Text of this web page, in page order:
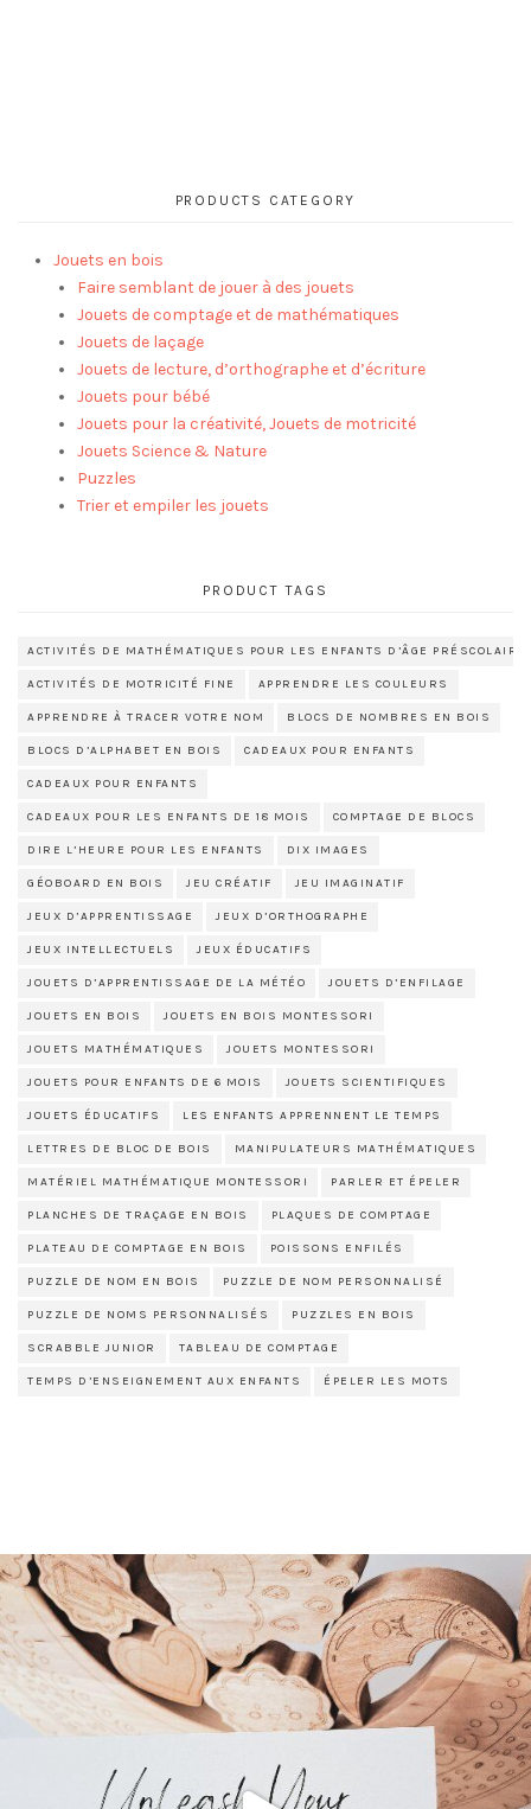
PRODUCTS CATEGORY
Jouets en bois
Faire semblant de jouer à des jouets
Jouets de comptage et de mathématiques
Jouets de laçage
Jouets de lecture, d’orthographe et d’écriture
Jouets pour bébé
Jouets pour la créativité, Jouets de motricité
Jouets Science & Nature
Puzzles
Trier et empiler les jouets
PRODUCT TAGS
ACTIVITÉS DE MATHÉMATIQUES POUR LES ENFANTS D’ÂGE PRÉSCOLAIRE
ACTIVITÉS DE MOTRICITÉ FINE APPRENDRE LES COULEURS
APPRENDRE À TRACER VOTRE NOM BLOCS DE NOMBRES EN BOIS
BLOCS D’ALPHABET EN BOIS CADEAUX POUR ENFANTS
CADEAUX POUR ENFANTS
CADEAUX POUR LES ENFANTS DE 18 MOIS COMPTAGE DE BLOCS
DIRE L’HEURE POUR LES ENFANTS DIX IMAGES
GÉOBOARD EN BOIS JEU CRÉATIF JEU IMAGINATIF
JEUX D’APPRENTISSAGE JEUX D’ORTHOGRAPHE
JEUX INTELLECTUELS JEUX ÉDUCATIFS
JOUETS D’APPRENTISSAGE DE LA MÉTÉO JOUETS D’ENFILAGE
JOUETS EN BOIS JOUETS EN BOIS MONTESSORI
JOUETS MATHÉMATIQUES JOUETS MONTESSORI
JOUETS POUR ENFANTS DE 6 MOIS JOUETS SCIENTIFIQUES
JOUETS ÉDUCATIFS LES ENFANTS APPRENNENT LE TEMPS
LETTRES DE BLOC DE BOIS MANIPULATEURS MATHÉMATIQUES
MATÉRIEL MATHÉMATIQUE MONTESSORI PARLER ET ÉPELER
PLANCHES DE TRAÇAGE EN BOIS PLAQUES DE COMPTAGE
PLATEAU DE COMPTAGE EN BOIS POISSONS ENFILÉS
PUZZLE DE NOM EN BOIS PUZZLE DE NOM PERSONNALISÉ
PUZZLE DE NOMS PERSONNALISÉS PUZZLES EN BOIS
SCRABBLE JUNIOR TABLEAU DE COMPTAGE
TEMPS D’ENSEIGNEMENT AUX ENFANTS ÉPELER LES MOTS